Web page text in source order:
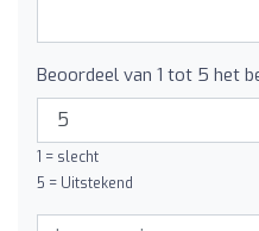
Beoordeel van 1 tot 5 het
1 = slecht
5 = Uitstekend